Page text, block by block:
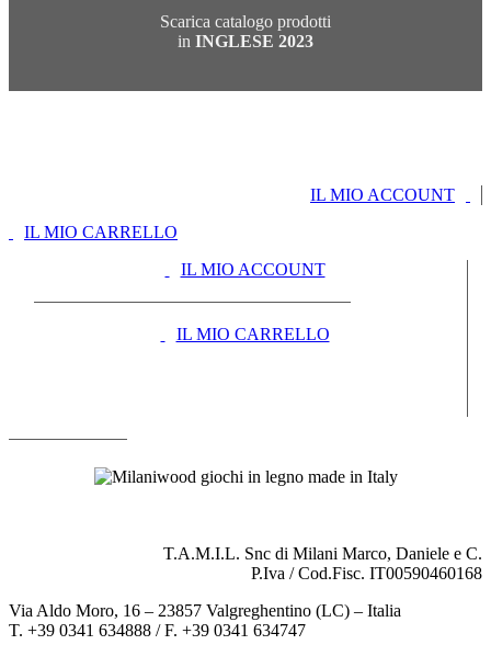
Scarica catalogo prodotti
in INGLESE 2023
IL MIO ACCOUNT
IL MIO CARRELLO
IL MIO ACCOUNT
IL MIO CARRELLO
T.A.M.I.L. Snc di Milani Marco, Daniele e C.
P.Iva / Cod.Fisc. IT00590460168
Via Aldo Moro, 16 – 23857 Valgreghentino (LC) – Italia
T. +39 0341 634888 / F. +39 0341 634747